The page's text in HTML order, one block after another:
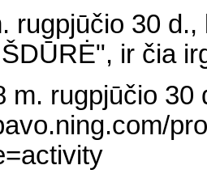
rugpjūčio 30
ir čia
m. rugpjūčio 30